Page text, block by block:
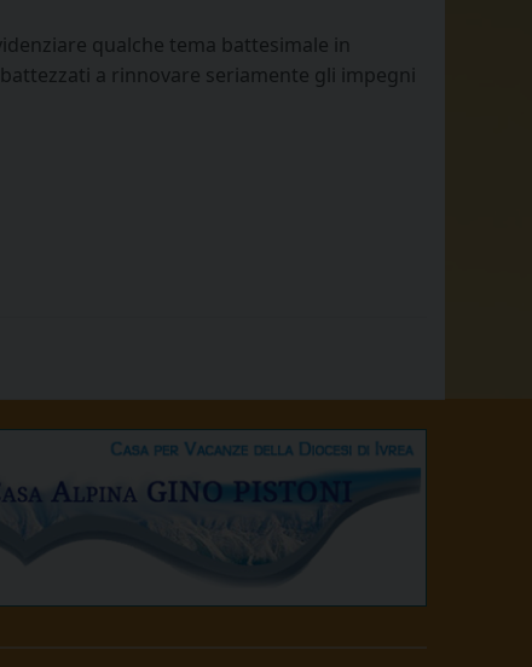
qualche tema battesimale in
a rinnovare seriamente gli impegni